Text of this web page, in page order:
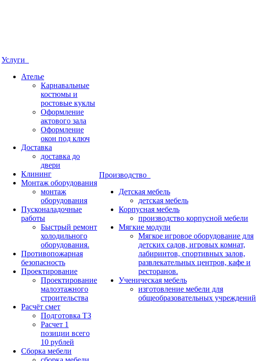
Услуги
Ателье
Карнавальные
костюмы и
ростовые куклы
Оформление
актового зала
Оформление
окон под ключ
Доставка
доставка до
двери
Клининг
Монтаж оборудования
монтаж
оборудования
Пусконаладочные
работы
Быстрый ремонт
холодильного
оборудования.
Противопожарная
безопасность
Проектирование
Проектирование
малоэтажного
строительства
Расчёт смет
Подготовка ТЗ
Расчет 1
позиции всего
10 рублей
Сборка мебели
Производство
Детская мебель
детская мебель
Корпусная мебель
производство корпусной мебели
Мягкие модули
Мягкое игровое оборудование для
детских садов, игровых комнат,
лабиринтов, спортивных залов,
развлекательных центров, кафе и
ресторанов.
Ученическая мебель
изготовление мебели для
общеобразовательных учреждений